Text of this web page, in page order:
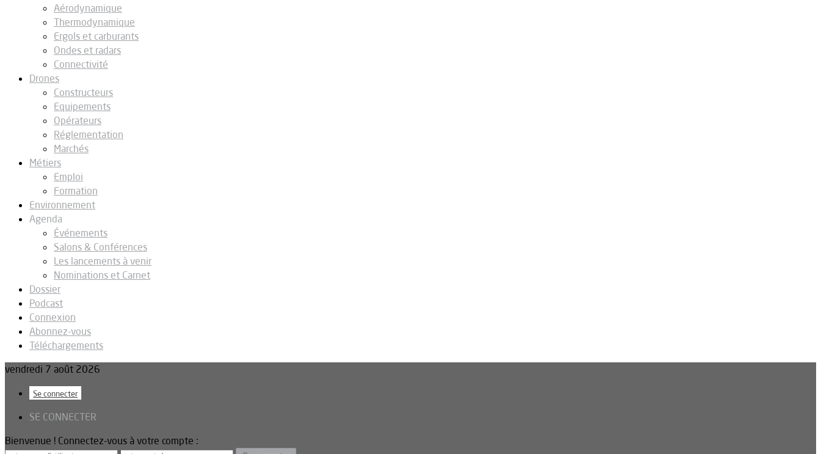
Aérodynamique
Thermodynamique
Ergols et carburants
Ondes et radars
Connectivité
Drones
Constructeurs
Equipements
Opérateurs
Réglementation
Marchés
Métiers
Emploi
Formation
Environnement
Agenda
Événements
Salons & Conférences
Les lancements à venir
Nominations et Carnet
Dossier
Podcast
Connexion
Abonnez-vous
Téléchargements
vendredi 7 août 2026
Se connecter
SE CONNECTER
Bienvenue ! Connectez-vous à votre compte :